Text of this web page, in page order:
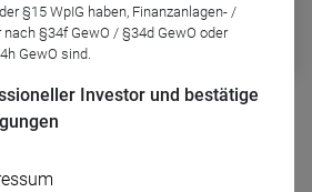
Spotify
§15 WpIG haben, Finanzanlagen- /
§34f GewO / §34d GewO oder
GewO sind.
Investor und bestätige